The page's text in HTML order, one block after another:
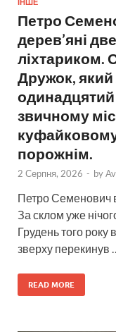
ІНШЕ
Петро
дерев’яні
ліхтариком.
Дружок,
звичному
порожнім.
2 Серпня, 2026 - by
Петро Семенович
За склом уже
Грудень того року
зверху перекинув
READ MORE